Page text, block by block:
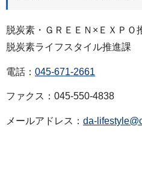
脱炭素・ＧＲＥＥＮ×ＥＸＰＯ
脱炭素ライフスタイル推進課
電話： 045-671-2661
ファクス：045-550-4838
メールアドレス： da-